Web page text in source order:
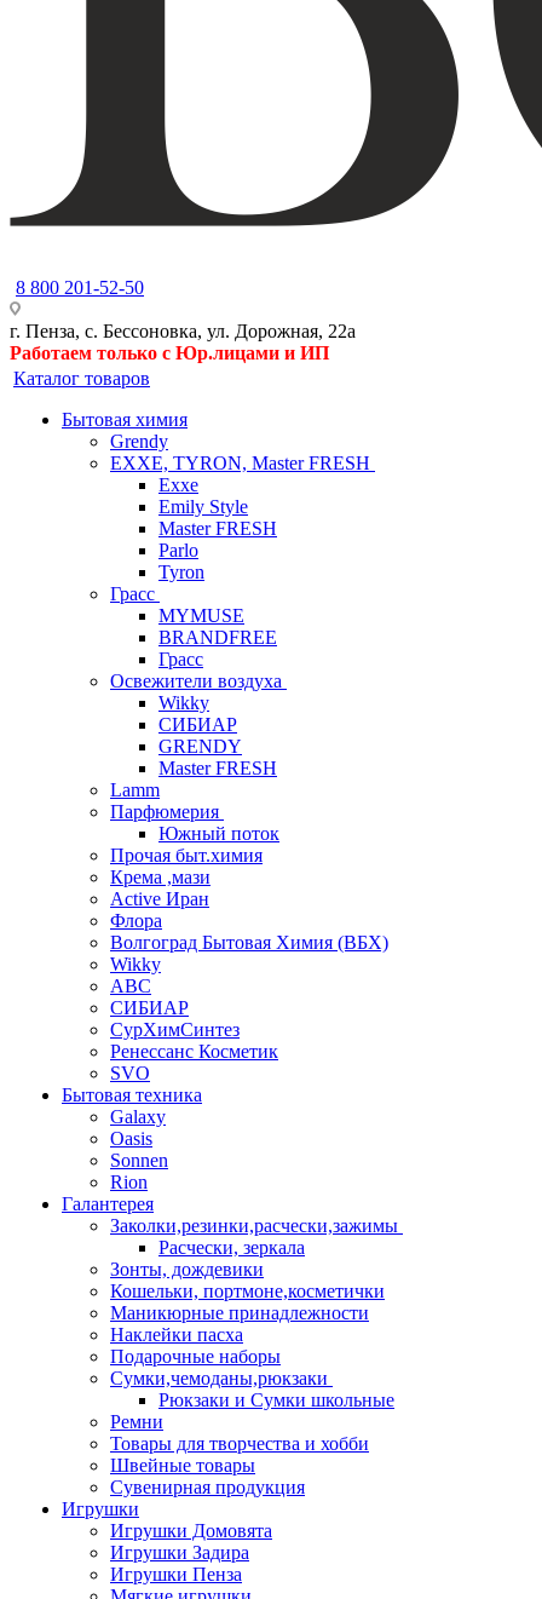
8 800 201-52-50
г. Пенза, с. Бессоновка, ул. Дорожная, 22а
Работаем только с Юр.лицами и ИП
Каталог товаров
Бытовая химия
Grendy
EXXE, TYRON, Master FRESH
Exxe
Emily Style
Master FRESH
Parlo
Tyron
Грасс
MYMUSE
BRANDFREE
Грасс
Освежители воздуха
Wikky
СИБИАР
GRENDY
Master FRESH
Lamm
Парфюмерия
Южный поток
Прочая быт.химия
Крема ,мази
Аctive Иран
Флора
Волгоград Бытовая Химия (ВБХ)
Wikky
АВС
СИБИАР
СурХимСинтез
Ренессанс Косметик
SVO
Бытовая техника
Galaxy
Oasis
Sonnen
Rion
Галантерея
Заколки,резинки,расчески,зажимы
Расчески, зеркала
Зонты, дождевики
Кошельки, портмоне,косметички
Маникюрные принадлежности
Наклейки пасха
Подарочные наборы
Сумки,чемоданы,рюкзаки
Рюкзаки и Сумки школьные
Ремни
Товары для творчества и хобби
Швейные товары
Сувенирная продукция
Игрушки
Игрушки Домовята
Игрушки Задира
Игрушки Пенза